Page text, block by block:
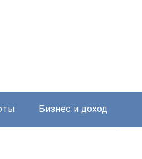
Бизнес и доход